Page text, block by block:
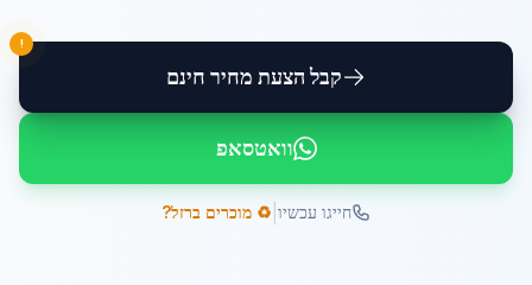
קבל הצעת מחיר חינם
!
וואטסאפ
חייגו עכשיו ♻️ מוכרים ברזל?